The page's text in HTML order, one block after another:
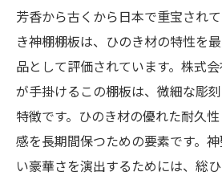
芳香から古くから日本で重宝され
き神棚棚板は、ひのき材の特性を
品として評価されています。株式
が手掛けるこの棚板は、微細な彫
特徴です。ひのき材の優れた耐久
感を長期間保つための要素です。
い豪華さを演出するためには、総